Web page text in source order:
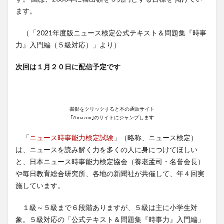
ます。
（「2021年度版ニュース検定公式テキスト＆問題集『時事
力』入門編（５級対応）」より）
次回は１月２０日に配信予定です
書影をクリックすると本の通販サイト
｢Amazon｣のサイトにジャンプします
「ニュース時事能力検定試験 」（略称、ニュース検定）
は、ニュースを読み解く力を多くの人に身につけてほしい
と、日本ニュース時事能力検定協会（養老孟司・名誉会長）
や毎日教育総合研究所、各地の新聞社が共催して、年４回実
施しています。
１級～５級まで６段階ありますが、５級は主に小学生対
象。５級対応の「公式テキスト＆問題集『時事力』入門編」